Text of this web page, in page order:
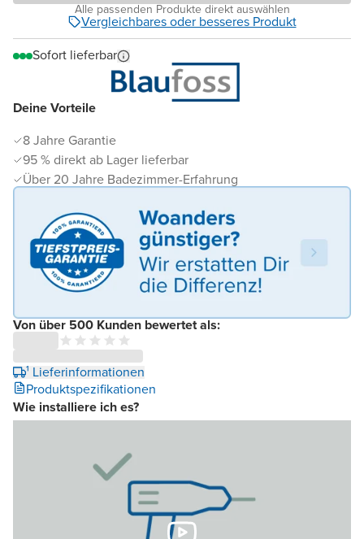
Deine Vorteile
8 Jahre Garantie
95 % direkt ab Lager lieferbar
Über 20 Jahre Badezimmer-Erfahrung
Von über 500 Kunden bewertet als:
¹ Lieferinformationen
Produktspezifikationen
Wie installiere ich es?
Alle passenden Produkte direkt auswählen
Vergleichbares oder besseres Produkt
Sofort lieferbar